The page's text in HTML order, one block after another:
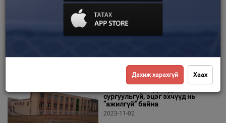
2023-11-03
заалттай цомхон юм шиг хэр нь Үндсэн хуультай дүйцэхүйц учир
агуулгатай баримт бичгээр баталгаажуулж өгөөд 75 жилийн
сургуульгүй, эцэг эхчүүд нь
“ажилгүй” байна
2023-11-02
Дахиж харахгүй Хаах